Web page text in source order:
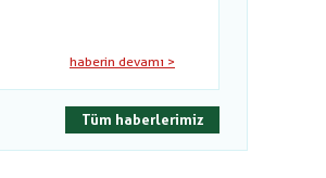
haberin devamı >
Tüm haberlerimiz